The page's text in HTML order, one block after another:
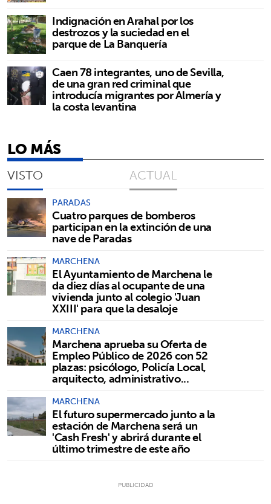
Indignación en Arahal por los
destrozos y la suciedad en el
parque de La Banquería
Caen 78 integrantes, uno de Sevilla,
de una gran red criminal que
introducía migrantes por Almería y
la costa levantina
LO MÁS
VISTO ACTUAL
PARADAS
Cuatro parques de bomberos
participan en la extinción de una
nave de Paradas
MARCHENA
El Ayuntamiento de Marchena le
da diez días al ocupante de una
vivienda junto al colegio 'Juan
XXIII' para que la desaloje
MARCHENA
Marchena aprueba su Oferta de
Empleo Público de 2026 con 52
plazas: psicólogo, Policía Local,
arquitecto, administrativo...
MARCHENA
El futuro supermercado junto a la
estación de Marchena será un
'Cash Fresh' y abrirá durante el
último trimestre de este año